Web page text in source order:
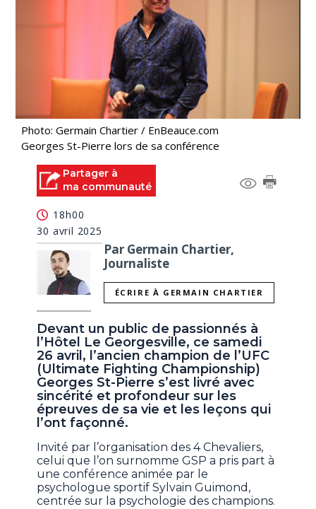
Photo: Germain Chartier / EnBeauce.com
Georges St-Pierre lors de sa conférence
Partager à
ma communauté
18h00
30 avril 2025
Par Germain Chartier,
Journaliste
ÉCRIRE À GERMAIN CHARTIER
Devant un public de passionnés à
l’Hôtel Le Georgesville, ce samedi
26 avril, l’ancien champion de l’UFC
(Ultimate Fighting Championship)
Georges St-Pierre s’est livré avec
sincérité et profondeur sur les
épreuves de sa vie et les leçons qui
l’ont façonné.
Invité par l’organisation des 4 Chevaliers,
celui que l’on surnomme GSP a pris part à
une conférence animée par le
psychologue sportif Sylvain Guimond,
centrée sur la psychologie des champions.